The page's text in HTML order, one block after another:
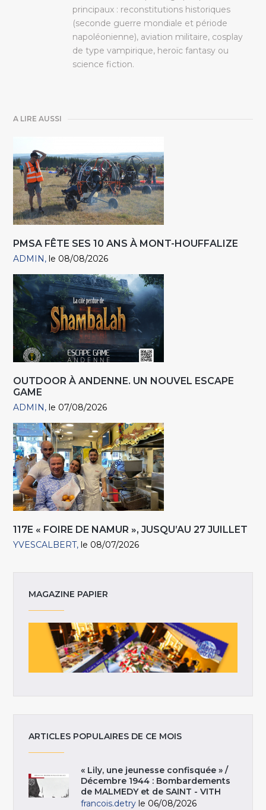
principaux : reconstitutions historiques
(seconde guerre mondiale et période
napoléonienne), aviation militaire, cosplay
de type vampirique, heroïc fantasy ou
science fiction.
A LIRE AUSSI
PMSA FÊTE SES 10 ANS À MONT-HOUFFALIZE
ADMIN le 08/08/2026
OUTDOOR À ANDENNE. UN NOUVEL ESCAPE
GAME
ADMIN le 07/08/2026
117E « FOIRE DE NAMUR », JUSQU’AU 27 JUILLET
YVESCALBERT le 08/07/2026
MAGAZINE PAPIER
ARTICLES POPULAIRES DE CE MOIS
« Lily, une jeunesse confisquée » /
Décembre 1944 : Bombardements
de MALMEDY et de SAINT - VITH
francois.detry le 06/08/2026